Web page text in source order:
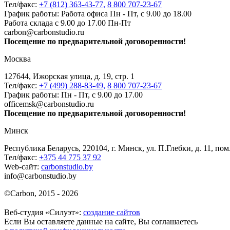
Тел/факс: +7 (812) 363-43-77, 8 800 707-23-67
График работы: Работа офиса Пн - Пт, с 9.00 до 18.00
Работа склада с 9.00 до 17.00 Пн-Пт
carbon@carbonstudio.ru
Посещение по предварительной договоренности!
Москва
127644, Ижорская улица, д. 19, стр. 1
Тел/факс: +7 (499) 288-83-49, 8 800 707-23-67
График работы: Пн - Пт, с 9.00 до 17.00
officemsk@carbonstudio.ru
Посещение по предварительной договоренности!
Минск
Республика Беларусь, 220104, г. Минск, ул. П.Глебки, д. 11,
Тел/факс: +375 44 775 37 92
Web-сайт: carbonstudio.by
info@carbonstudio.by
©Carbon, 2015 - 2026
Веб-студия «Силуэт»: создание сайтов
Если Вы оставляете данные на сайте, Вы соглашаетесь